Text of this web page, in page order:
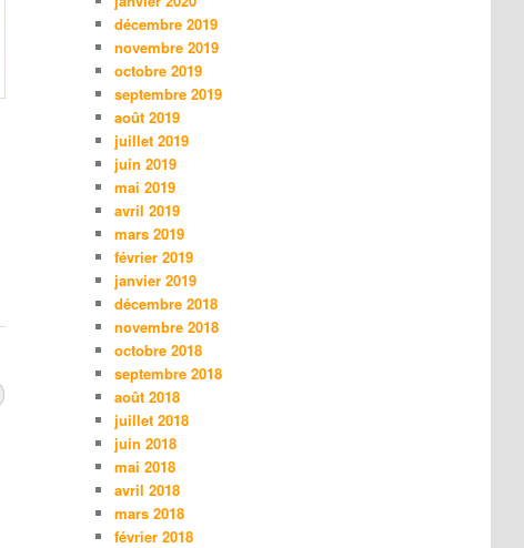
décembre 2019
novembre 2019
octobre 2019
septembre 2019
août 2019
juillet 2019
juin 2019
mai 2019
avril 2019
mars 2019
février 2019
janvier 2019
décembre 2018
novembre 2018
octobre 2018
septembre 2018
août 2018
juillet 2018
juin 2018
mai 2018
avril 2018
mars 2018
février 2018